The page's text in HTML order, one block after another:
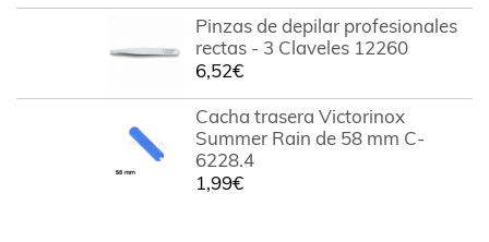
Pinzas de depilar profesionales
rectas - 3 Claveles 12260
6,52€
Cacha trasera Victorinox
Summer Rain de 58 mm C-
6228.4
1,99€